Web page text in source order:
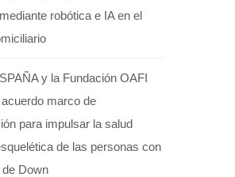
robótica e IA en el
y la Fundación OAFI
marco de
para impulsar la salud
de las personas con
Down